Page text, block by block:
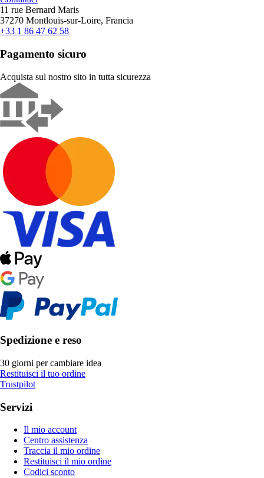
11 rue Bernard Maris
37270 Montlouis-sur-Loire, Francia
+33 1 86 47 62 58
Pagamento sicuro
Acquista sul nostro sito in tutta sicurezza
Spedizione e reso
30 giorni per cambiare idea
Restituisci il tuo ordine
Trustpilot
Servizi
Il mio account
Centro assistenza
Traccia il mio ordine
Restituisci il mio ordine
Codici sconto